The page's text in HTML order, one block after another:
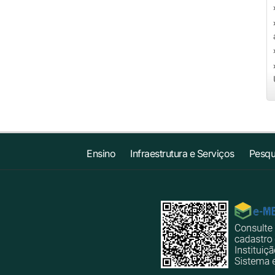
Ensino Infraestrutura e Serviços